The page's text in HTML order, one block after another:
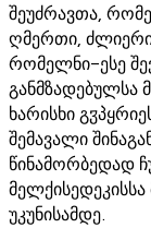
შეუძრავთა,
ღმერთი, ძლიერი
რომელნი-ესე
განმზადებულსა
ხარისხი
შემავალი
წინამორბედად
უკუნისამდე.